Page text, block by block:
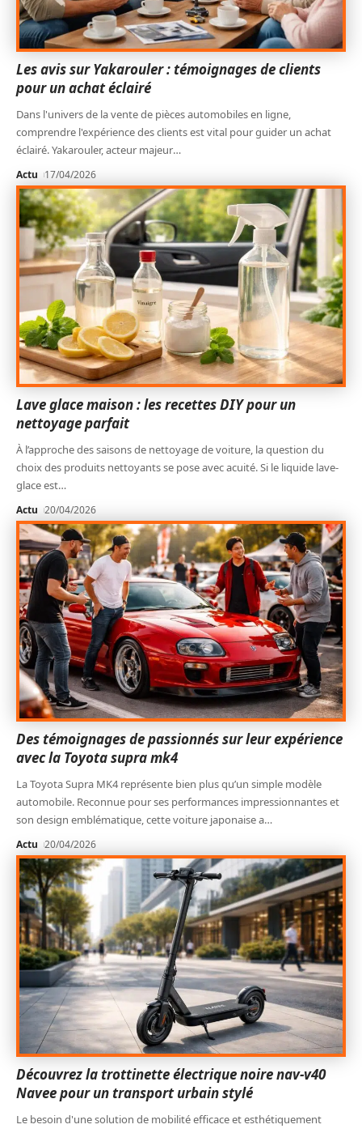
Les avis sur Yakarouler : témoignages de clients
pour un achat éclairé
Dans l'univers de la vente de pièces automobiles en ligne,
comprendre l'expérience des clients est vital pour guider un achat
éclairé. Yakarouler, acteur majeur…
Actu 17/04/2026
Lave glace maison : les recettes DIY pour un
nettoyage parfait
À l’approche des saisons de nettoyage de voiture, la question du
choix des produits nettoyants se pose avec acuité. Si le liquide lave-
glace est…
Actu 20/04/2026
Des témoignages de passionnés sur leur expérience
avec la Toyota supra mk4
La Toyota Supra MK4 représente bien plus qu’un simple modèle
automobile. Reconnue pour ses performances impressionnantes et
son design emblématique, cette voiture japonaise a…
Actu 20/04/2026
Découvrez la trottinette électrique noire nav-v40
Navee pour un transport urbain stylé
Le besoin d'une solution de mobilité efficace et esthétiquement